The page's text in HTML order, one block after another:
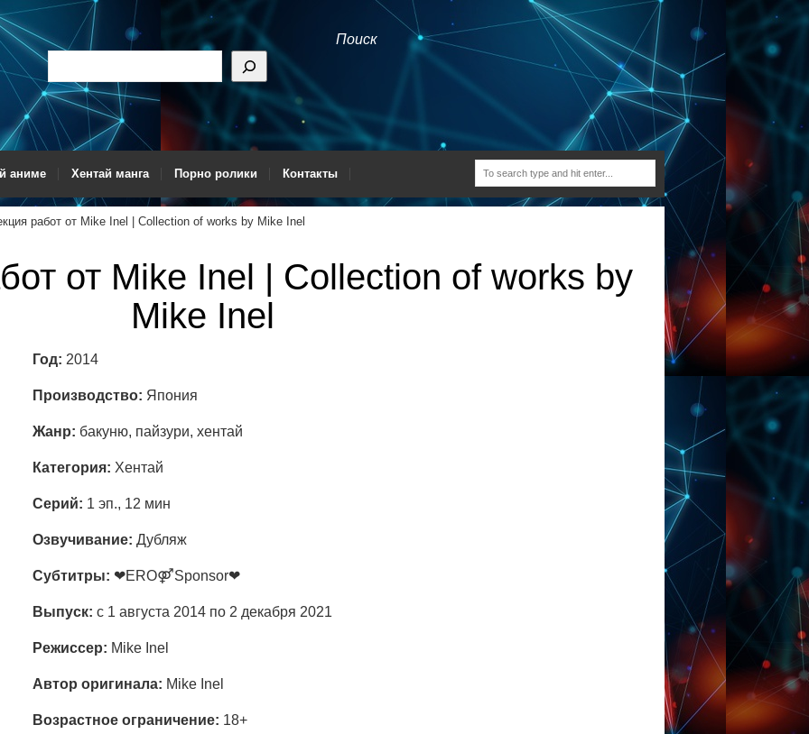
Поиск
аниме Хентай манга Порно ролики Контакты
работ от Mike Inel | Collection of works by Mike Inel
от Mike Inel | Collection of works by
Mike Inel
Год: 2014
Производство: Япония
Жанр: бакуню, пайзури, хентай
Категория: Хентай
Cерий: 1 эп., 12 мин
Озвучивание: Дубляж
Субтитры: ❤ERO⚤Sponsor❤
Выпуск: с 1 августа 2014 по 2 декабря 2021
Режиссер: Mike Inel
Автор оригинала: Mike Inel
Возрастное ограничение: 18+